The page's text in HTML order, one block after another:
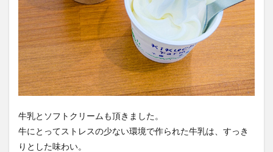
牛乳とソフトクリームも頂きました。
牛にとってストレスの少ない環境で作られた牛乳は、すっき
りとした味わい。